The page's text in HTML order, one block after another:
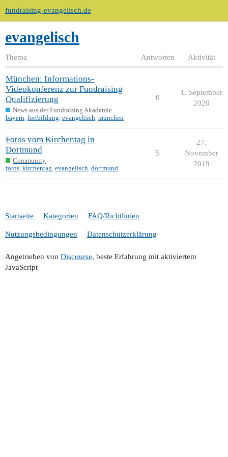
fundraising-evangelisch.de
evangelisch
Thema Antworten Aktivität
München: Informations-
Videokonferenz zur Fundraising
Qualifizierung
News aus der Fundraising Akademie
bayern, fortbildung, evangelisch, münchen
0
1. September
2020
Fotos vom Kirchentag in
Dortmund
Community
fotos, kirchentag, evangelisch, dortmund
5
27.
November
2019
Startseite Kategorien FAQ/Richtlinien
Nutzungsbedingungen Datenschutzerklärung
Angetrieben von Discourse, beste Erfahrung mit aktiviertem
JavaScript